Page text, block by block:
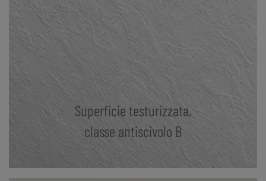
Superficie testurizzata,
classe antiscivolo B